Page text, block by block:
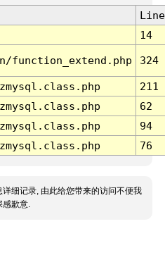
Line
14
function_extend.php 324
211
62
94
76
详细记录, 由此给您带来的访问不便我
感歉意.